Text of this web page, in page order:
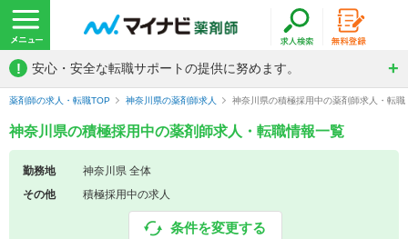
! 安心・安全な転職サポートの提供に努めます。
薬剤師の求人・転職TOP 神奈川県の薬剤師求人 神奈川県の積極採用中の薬剤師求人・転職
神奈川県の積極採用中の薬剤師求人・転職情報一覧
勤務地
神奈川県 全体
その他
積極採用中の求人
条件を変更する